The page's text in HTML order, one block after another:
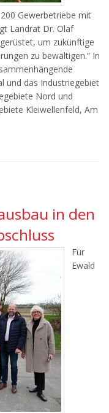
Gewerbetriebe mit
Landrat Dr. Olaf
um zukünftige
zu bewältigen.“ In
und das Industriegebiet
Nord und
Kleiwellenfeld, Am
in den
Für
Ewald